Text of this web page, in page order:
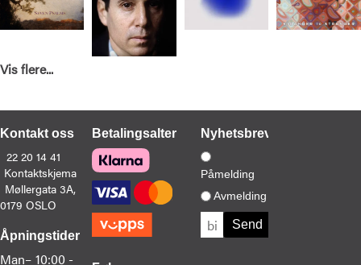
Kjøp 349,- Kjøp 199,- Kjøp 329,- Kjøp 329,-
Vis flere...
Kontakt oss
22 20 14 41
Kontaktskjema
Møllergata 3A,
0179 OSLO
Åpningstider
Man– 10:00 -
BetalingsalternativerNyhetsbrev
Påmelding
Avmelding